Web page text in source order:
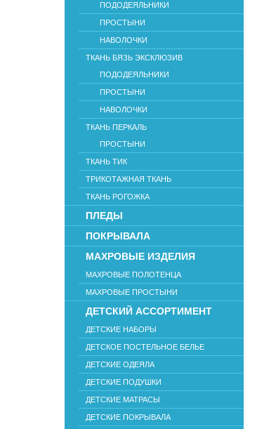
ПОДОДЕЯЛЬНИКИ
ПРОСТЫНИ
НАВОЛОЧКИ
ТКАНЬ БЯЗЬ ЭКСКЛЮЗИВ
ПОДОДЕЯЛЬНИКИ
ПРОСТЫНИ
НАВОЛОЧКИ
ТКАНЬ ПЕРКАЛЬ
ПРОСТЫНИ
ТКАНЬ ТИК
ТРИКОТАЖНАЯ ТКАНЬ
ТКАНЬ РОГОЖКА
ПЛЕДЫ
ПОКРЫВАЛА
МАХРОВЫЕ ИЗДЕЛИЯ
МАХРОВЫЕ ПОЛОТЕНЦА
МАХРОВЫЕ ПРОСТЫНИ
ДЕТСКИЙ АССОРТИМЕНТ
ДЕТСКИЕ НАБОРЫ
ДЕТСКОЕ ПОСТЕЛЬНОЕ БЕЛЬЕ
ДЕТСКИЕ ОДЕЯЛА
ДЕТСКИЕ ПОДУШКИ
ДЕТСКИЕ МАТРАСЫ
ДЕТСКИЕ ПОКРЫВАЛА